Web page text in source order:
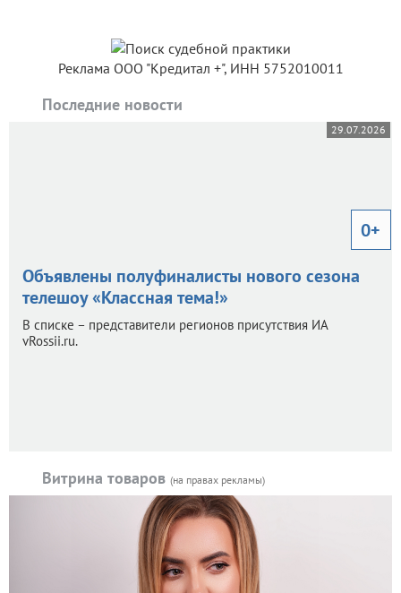
Реклама ООО "Кредитал +", ИНН 5752010011
Последние новости
29.07.2026
0+
Объявлены полуфиналисты нового сезона
телешоу «Классная тема!»
В списке – представители регионов присутствия ИА
vRossii.ru.
Витрина товаров (на правах рекламы)